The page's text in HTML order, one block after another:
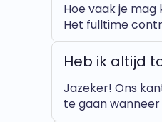
Hoe vaak je
Het fulltime
Heb ik altijd
Jazeker! Ons
te gaan wanneer